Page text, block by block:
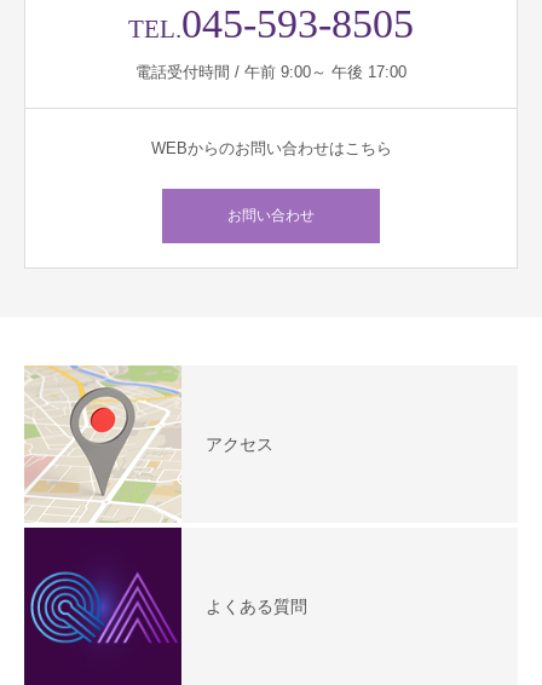
TEL.045-593-8505
電話受付時間 / 午前 9:00～ 午後 17:00
WEBからのお問い合わせはこちら
お問い合わせ
アクセス
よくある質問